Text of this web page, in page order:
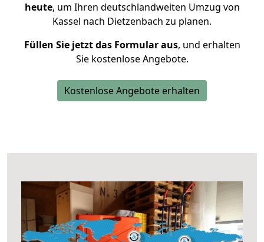
heute, um Ihren deutschlandweiten Umzug von
Kassel nach Dietzenbach zu planen.
Füllen Sie jetzt das Formular aus, und erhalten
Sie kostenlose Angebote.
Kostenlose Angebote erhalten